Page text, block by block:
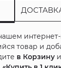
товар и
в Корзинуи